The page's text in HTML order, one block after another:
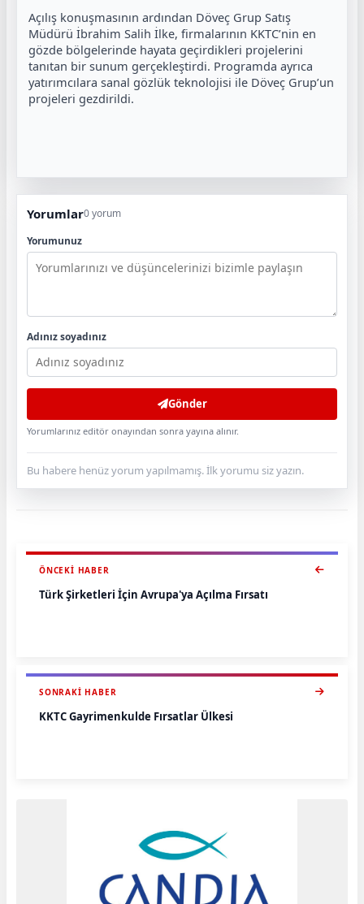
Açılış konuşmasının ardından Döveç Grup Satış
Müdürü İbrahim Salih İlke, firmalarının KKTC’nin en
gözde bölgelerinde hayata geçirdikleri projelerini
tanıtan bir sunum gerçekleştirdi. Programda ayrıca
yatırımcılara sanal gözlük teknolojisi ile Döveç Grup’un
projeleri gezdirildi.
Yorumlar0 yorum
Yorumunuz
Adınız soyadınız
Gönder
Yorumlarınız editör onayından sonra yayına alınır.
Bu habere henüz yorum yapılmamış. İlk yorumu siz yazın.
ÖNCEKI HABER
Türk Şirketleri İçin Avrupa'ya Açılma Fırsatı
SONRAKI HABER
KKTC Gayrimenkulde Fırsatlar Ülkesi